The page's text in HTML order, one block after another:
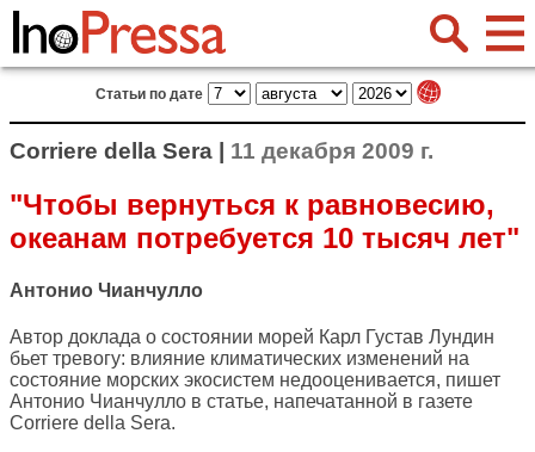
Статьи по дате
Corriere della Sera | 11 декабря 2009 г.
"Чтобы вернуться к равновесию,
океанам потребуется 10 тысяч лет"
Антонио Чианчулло
Автор доклада о состоянии морей Карл Густав Лундин
бьет тревогу: влияние климатических изменений на
состояние морских экосистем недооценивается, пишет
Антонио Чианчулло в статье, напечатанной в газете
Corriere della Sera.